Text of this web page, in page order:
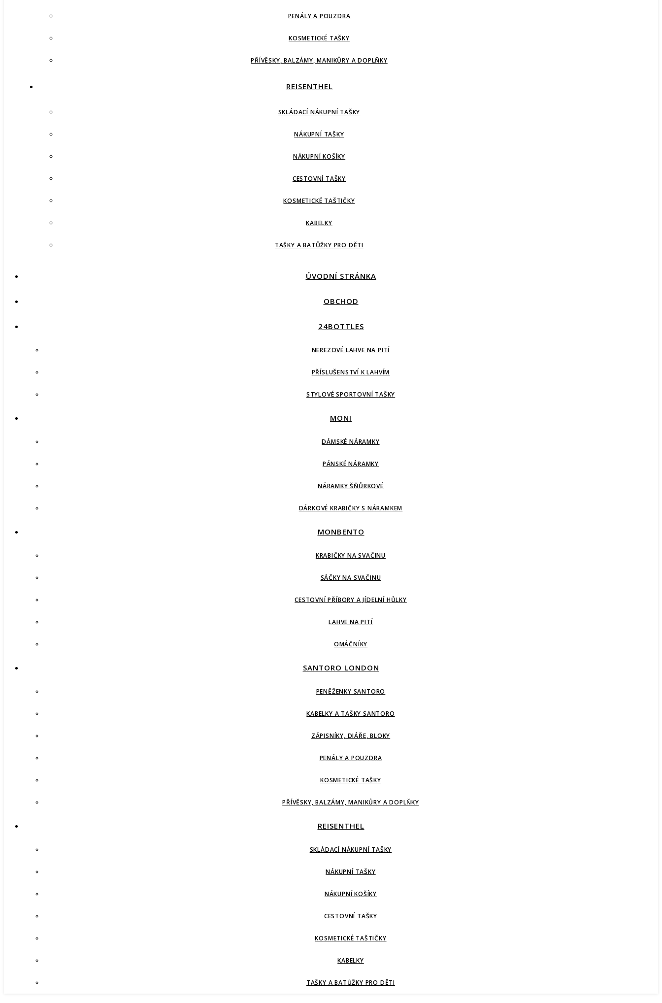
PENÁLY A POUZDRA
KOSMETICKÉ TAŠKY
PŘÍVĚSKY, BALZÁMY, MANIKŮRY A DOPLŇKY
REISENTHEL
SKLÁDACÍ NÁKUPNÍ TAŠKY
NÁKUPNÍ TAŠKY
NÁKUPNÍ KOŠÍKY
CESTOVNÍ TAŠKY
KOSMETICKÉ TAŠTIČKY
KABELKY
TAŠKY A BATŮŽKY PRO DĚTI
ÚVODNÍ STRÁNKA
OBCHOD
24BOTTLES
NEREZOVÉ LAHVE NA PITÍ
PŘÍSLUŠENSTVÍ K LAHVÍM
STYLOVÉ SPORTOVNÍ TAŠKY
MONI
DÁMSKÉ NÁRAMKY
PÁNSKÉ NÁRAMKY
NÁRAMKY ŠŇŮRKOVÉ
DÁRKOVÉ KRABIČKY S NÁRAMKEM
MONBENTO
KRABIČKY NA SVAČINU
SÁČKY NA SVAČINU
CESTOVNÍ PŘÍBORY A JÍDELNÍ HŮLKY
LAHVE NA PITÍ
OMÁČNÍKY
SANTORO LONDON
PENĚŽENKY SANTORO
KABELKY A TAŠKY SANTORO
ZÁPISNÍKY, DIÁŘE, BLOKY
PENÁLY A POUZDRA
KOSMETICKÉ TAŠKY
PŘÍVĚSKY, BALZÁMY, MANIKŮRY A DOPLŇKY
REISENTHEL
SKLÁDACÍ NÁKUPNÍ TAŠKY
NÁKUPNÍ TAŠKY
NÁKUPNÍ KOŠÍKY
CESTOVNÍ TAŠKY
KOSMETICKÉ TAŠTIČKY
KABELKY
TAŠKY A BATŮŽKY PRO DĚTI